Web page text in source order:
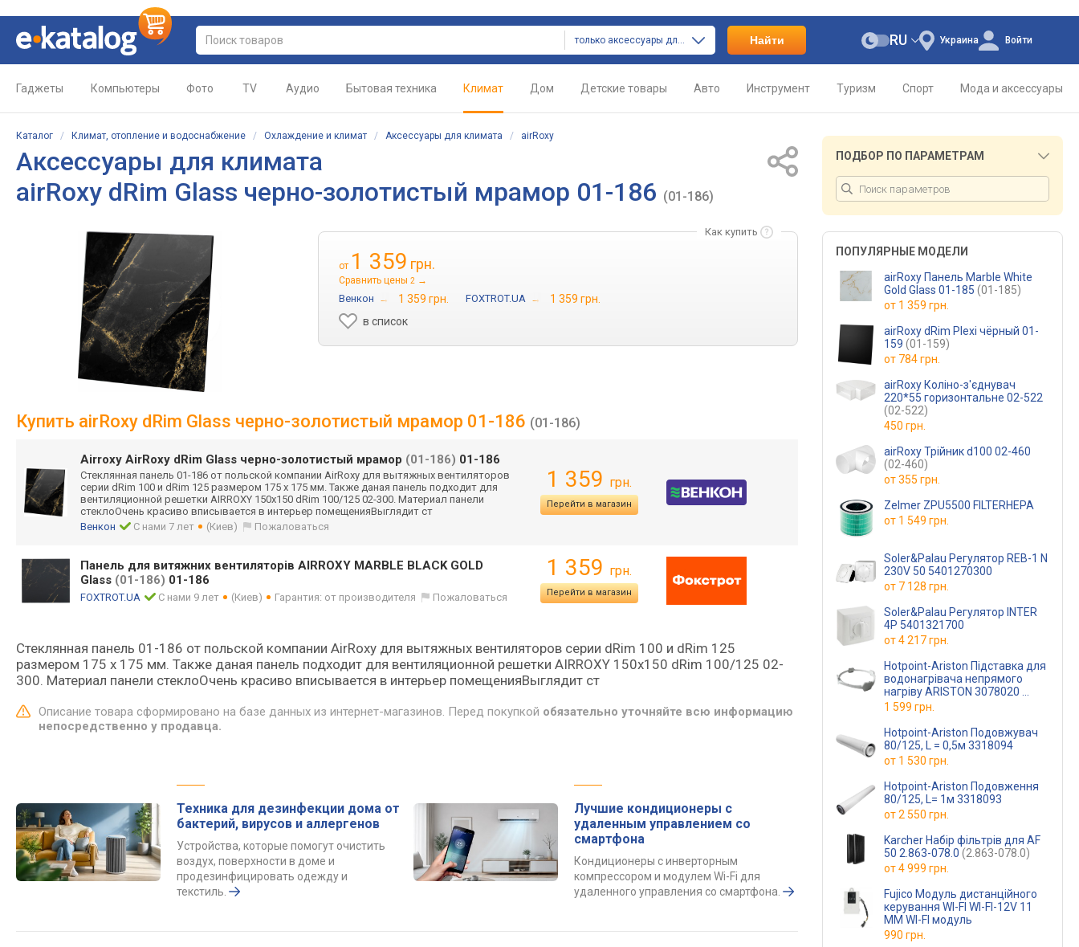
только аксессуары для климата Найти Украина
RU Войти
Гаджеты Компьютеры Фото TV Аудио Бытовая техника Климат Дом Детские товары Авто Инструмент Туризм Спорт Мода и аксессуары
Каталог / Климат, отопление и водоснабжение / Охлаждение и климат / Аксессуары для климата / airRoxy
Аксессуары для климата
airRoxy dRim Glass черно-золотистый мрамор 01-186 (01-186)
Как купить
от 1 359 грн.
Сравнить цены 2 →
Венкон → 1 359 грн. FOXTROT.UA →
1 359 грн.
в список
Купить airRoxy dRim Glass черно-золотистый мрамор 01-186 (01-186)
Airroxy AirRoxy dRim Glass черно-золотистый мрамор (01-186) 01-186
Стеклянная панель 01-186 от польской компании AirRoxy для вытяжных вентиляторов
серии dRim 100 и dRim 125 размером 175 х 175 мм. Также даная панель подходит для
вентиляционной решетки AIRROXY 150x150 dRim 100/125 02-300. Материал панели
стеклоОчень красиво вписывается в интерьер помещенияВыглядит ст
Венкон
С нами 7 лет (Киев) Пожаловаться
1 359 грн.
Перейти в магазин
Панель для витяжних вентиляторів AIRROXY MARBLE BLACK GOLD
Glass (01-186) 01-186
FOXTROT.UA С нами 9 лет (Киев) Гарантия: от производителя Пожаловаться
1 359 грн.
Перейти в магазин
Стеклянная панель 01-186 от польской компании AirRoxy для вытяжных вентиляторов серии dRim 100 и dRim 125
размером 175 х 175 мм. Также даная панель подходит для вентиляционной решетки AIRROXY 150x150 dRim 100/125 02-
300. Материал панели стеклоОчень красиво вписывается в интерьер помещенияВыглядит ст
Описание товара сформировано на базе данных из интернет-магазинов. Перед покупкой обязательно уточняйте всю информацию
непосредственно у продавца.
Техника для дезинфекции дома от
бактерий, вирусов и аллергенов
Устройства, которые помогут очистить
воздух, поверхности в доме и
продезинфицировать одежду и
текстиль.
Лучшие кондиционеры с
удаленным управлением со
смартфона
Кондиционеры с инверторным
компрессором и модулем Wi-Fi для
удаленного управления со смартфона.
ПОДБОР ПО ПАРАМЕТРАМ
ПОПУЛЯРНЫЕ МОДЕЛИ
airRoxy Панель Marble White
Gold Glass 01-185 (01-185)
от 1 359 грн.
airRoxy dRim Plexi чёрный 01-
159 (01-159)
от 784 грн.
airRoxy Коліно-з'єднувач
220*55 горизонтальне 02-522
(02-522)
450 грн.
airRoxy Трійник d100 02-460
(02-460)
от355 грн.
Zelmer ZPU5500 FILTERHEPA
от 1 549 грн.
Soler&Palau Регулятор REB-1 N
230V 50 5401270300
от 7 128 грн.
Soler&Palau Регулятор INTER
4P 5401321700
от4 217 грн.
Hotpoint-Ariston Підставка для
водонагрівача непрямого
нагріву ARISTON 3078020
(3078020)
1 599 грн.
Hotpoint-Ariston Подовжувач
80/125, L = 0,5м 3318094
от 1 530 грн.
Hotpoint-Ariston Подовження
80/125, L= 1м 3318093
от2 550 грн.
Karcher Набір фільтрів для AF
50 2.863-078.0 (2.863-078.0)
от4 999 грн.
Fujico Модуль дистанційного
керування WI-FI WI-FI-12V 11
MM WI-FI модуль
990 грн.